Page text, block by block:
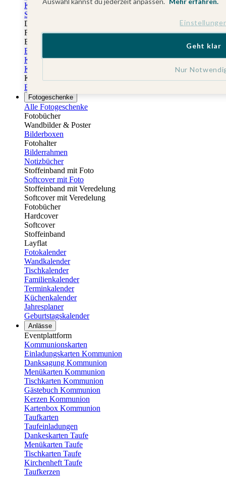
Kartenbox Geburtstag
Save the Date Karten
Dankeskarten Geburtstag
Fotobuch Geburtstag
Eventplattform
Einladungskarten Kindergeburtstag
Kindergeburtstag Jungen
Kindergeburtstag Mädchen
Kindergeburtstag Unisex
Einladungskarten 1. Geburtstag
Fotogeschenke
Alle Fotogeschenke
Fotobücher
Wandbilder & Poster
Bilderboxen
Fotohalter
Bilderrahmen
Notizbücher
Stoffeinband mit Foto
Softcover mit Foto
Stoffeinband mit Veredelung
Softcover mit Veredelung
Fotobücher
Hardcover
Softcover
Stoffeinband
Layflat
Fotokalender
Wandkalender
Tischkalender
Familienkalender
Terminkalender
Küchenkalender
Jahresplaner
Geburtstagskalender
Anlässe
Eventplattform
Kommunionskarten
Einladungskarten Kommunion
Danksagung Kommunion
Menükarten Kommunion
Tischkarten Kommunion
Gästebuch Kommunion
Kerzen Kommunion
Kartenbox Kommunion
Taufkarten
Taufeinladungen
Dankeskarten Taufe
Menükarten Taufe
Tischkarten Taufe
Kirchenheft Taufe
Taufkerzen
Nur
Geht klar